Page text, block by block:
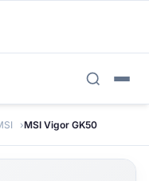
MSI Vigor GK50